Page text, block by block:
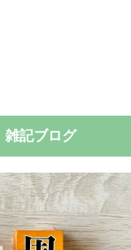
雑記ブログ